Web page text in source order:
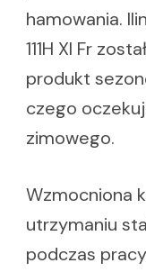
hamowania.
111H Xl Fr
produkt
czego
zimowego.
Wzmocniona
utrzymaniu
podczas